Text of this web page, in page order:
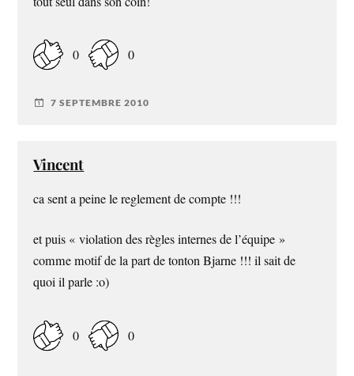
0 0
7 SEPTEMBRE 2010
Vincent
ca sent a peine le reglement de compte !!!
et puis « violation des règles internes de l’équipe »
comme motif de la part de tonton Bjarne !!! il sait de
quoi il parle :o)
0 0